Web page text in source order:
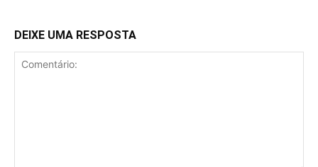
DEIXE UMA RESPOSTA